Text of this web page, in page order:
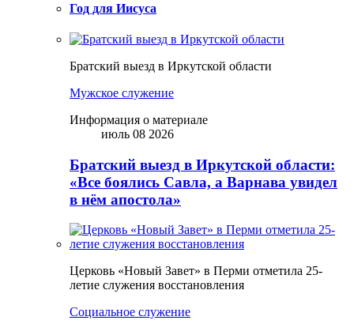
Год для Иисуса
Братский выезд в Иркутской области
Мужское служение
Информация о материале
июль 08 2026
Братский выезд в Иркутской области:
«Все боялись Савла, а Варнава увидел
в нём апостола»
Церковь «Новый Завет» в Перми отметила 25-
летие служения восстановления
Социальное служение